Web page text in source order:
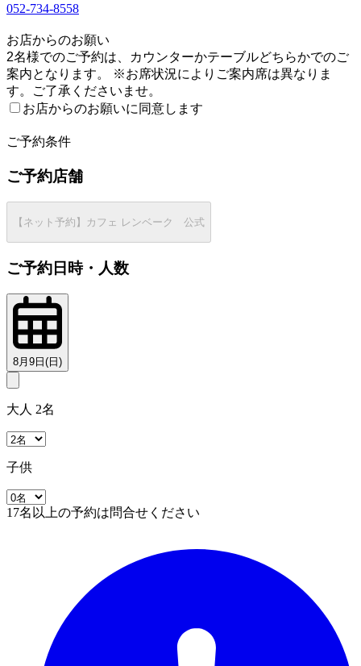
052-734-8558
お店からのお願い
2名様でのご予約は、カウンターかテーブルどちらかでのご
案内となります。 ※お席状況によりご案内席は異なりま
す。ご了承くださいませ。
お店からのお願いに同意します
ご予約条件
ご予約店舗
【ネット予約】カフェ レンベーク 公式
ご予約日時・人数
8月9日(日)
大人 2名
子供
17名以上の予約は問合せください